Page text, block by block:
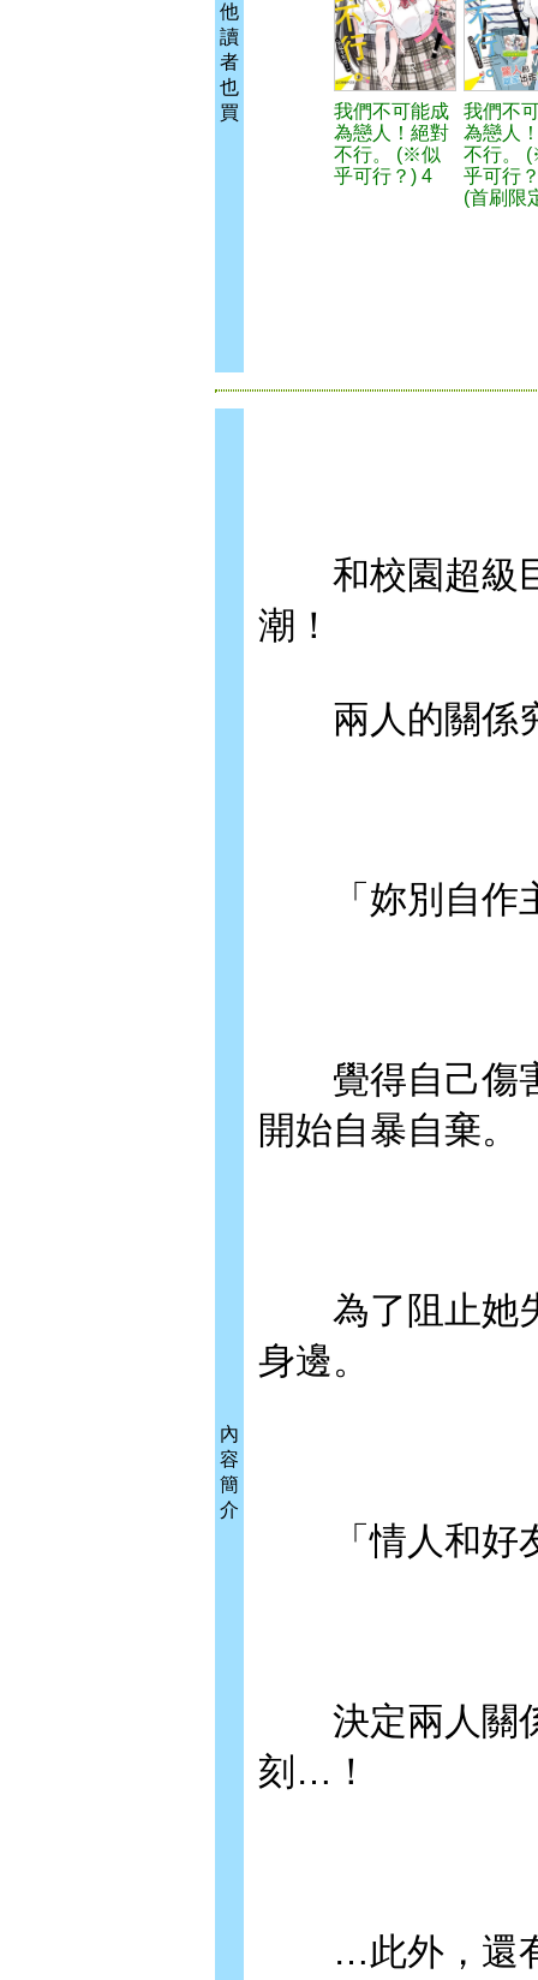
他
讀
者
也
買
我們不可能成
為戀人！絕對
不行。 (※似
乎可行？) 4
我們不
為戀人
不行。
乎可行
(首刷限
內
容
簡
介
和校園超級巨
潮！
兩人的關係
「妳別自作
覺得自己傷害
開始自暴自棄。
為了阻止她失
身邊。
「情人和好友
決定兩人關係
刻…！
…此外，還有